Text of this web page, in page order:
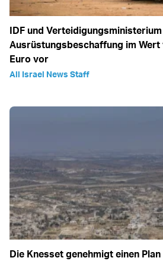
IDF und
Ausrüstungsbeschaffung im Wert
Euro vor
All Israel News Staff
Die Knesset genehmigt einen